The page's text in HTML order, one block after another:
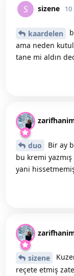
S sizene 10
kaardelen
ama neden
tane mi aldın
duo
Bir ay
bu kremi
yani
sizene
reçete etmiş